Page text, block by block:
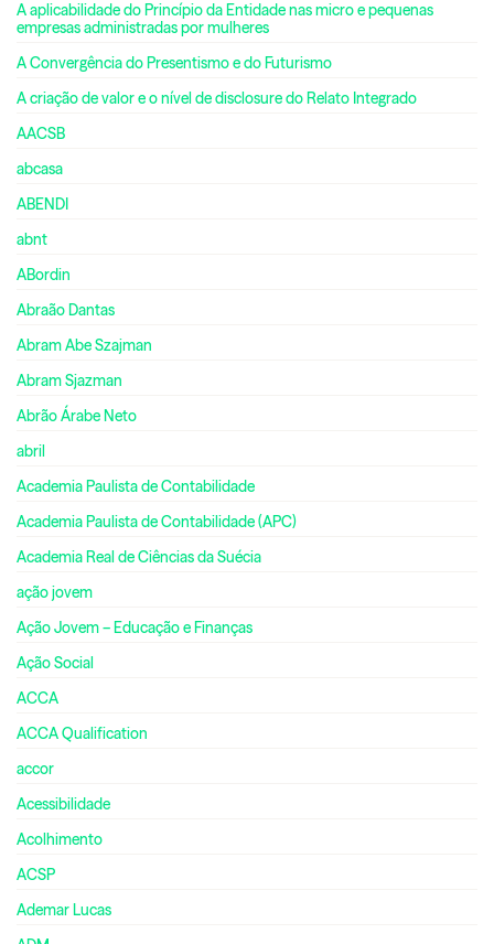
A aplicabilidade do Princípio da Entidade nas micro e pequenas
empresas administradas por mulheres
A Convergência do Presentismo e do Futurismo
A criação de valor e o nível de disclosure do Relato Integrado
AACSB
abcasa
ABENDI
abnt
ABordin
Abraão Dantas
Abram Abe Szajman
Abram Sjazman
Abrão Árabe Neto
abril
Academia Paulista de Contabilidade
Academia Paulista de Contabilidade (APC)
Academia Real de Ciências da Suécia
ação jovem
Ação Jovem – Educação e Finanças
Ação Social
ACCA
ACCA Qualification
accor
Acessibilidade
Acolhimento
ACSP
Ademar Lucas